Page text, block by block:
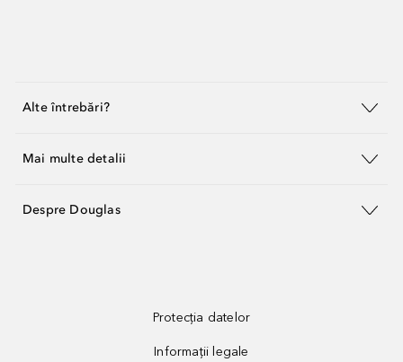
Alte întrebări?
Mai multe detalii
Despre Douglas
Protecția datelor
Informații legale